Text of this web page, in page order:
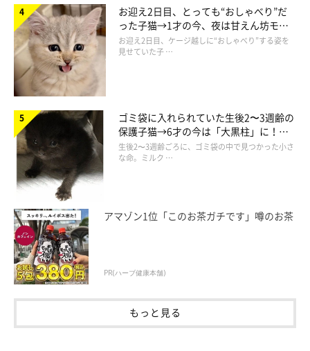
仰向けに寝転んで飼い主さんを見る天くん
@tenten_0519
飼い主さんによると、天くんは
飼い主さん：
「トイレに行くのもお風呂に行くのも全部ついてきて、私がどこ
かへ出かけるときは鳴いて嫌がります。“わんちゃんっぽさ”があ
ります」
お迎え2日目、とっても“おしゃべり”だ
った子猫→1才の今、夜は甘えん坊モー
ドになるコに成長！
お迎え2日目、ケージ越しに“おしゃべり”する姿を
見せていた子 …
ゴミ袋に入れられていた生後2〜3週齢の
保護子猫→6才の今は「大黒柱」に！
美しい黒猫に成長した姿にグッとくる
生後2〜3週齢ごろに、ゴミ袋の中で見つかった小さ
な命。ミルク …
アマゾン1位「このお茶ガチです」噂のお茶
PR(ハーブ健康本舗)
もっと見る